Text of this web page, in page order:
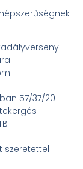
57/37/20
szeretettel